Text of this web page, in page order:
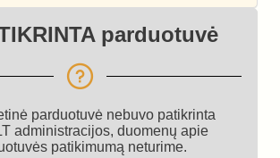
parduotuvė
parduotuvė nebuvo patikrinta
administracijos, duomenų apie
patikimumą neturime.